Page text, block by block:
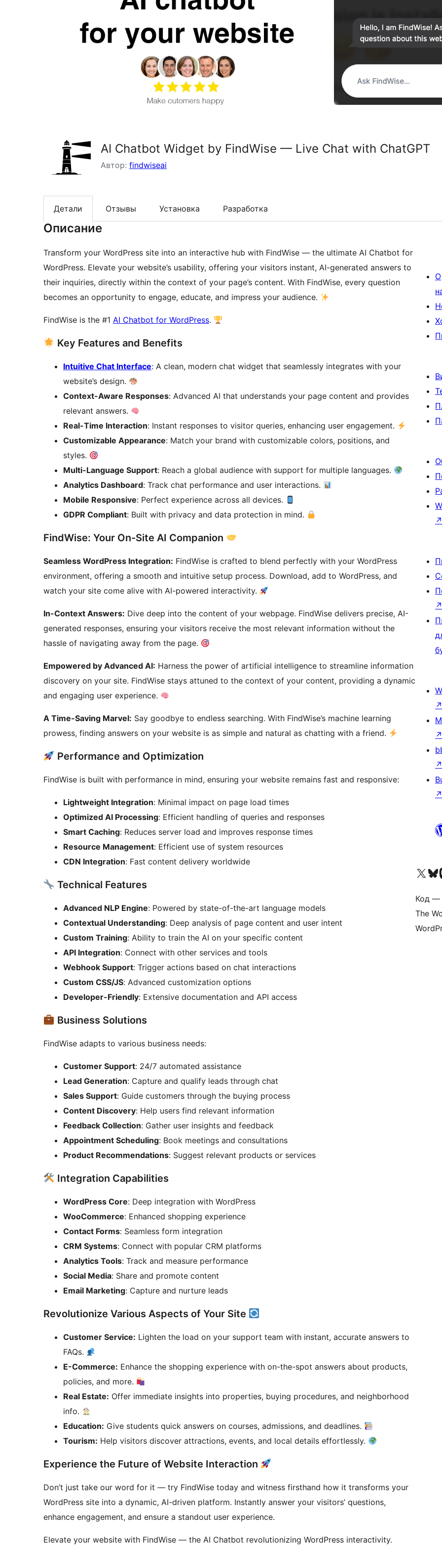
AI Chatbot Widget by FindWise — Live Chat with ChatGPT
Автор: findwiseai
Детали Отзывы Установка Разработка
Описание
Transform your WordPress site into an interactive hub with FindWise — the ultimate AI Chatbot for
WordPress. Elevate your website’s usability, offering your visitors instant, AI-generated answers to
their inquiries, directly within the context of your page’s content. With FindWise, every question
becomes an opportunity to engage, educate, and impress your audience.
FindWise is the #1 AI Chatbot for WordPress.
Key Features and Benefits
Intuitive Chat Interface: A clean, modern chat widget that seamlessly integrates with your
website’s design.
Context-Aware Responses: Advanced AI that understands your page content and provides
relevant answers.
Real-Time Interaction: Instant responses to visitor queries, enhancing user engagement.
Customizable Appearance: Match your brand with customizable colors, positions, and
styles.
Multi-Language Support: Reach a global audience with support for multiple languages.
Analytics Dashboard: Track chat performance and user interactions.
Mobile Responsive: Perfect experience across all devices.
GDPR Compliant: Built with privacy and data protection in mind.
FindWise: Your On-Site AI Companion
Seamless WordPress Integration: FindWise is crafted to blend perfectly with your WordPress
environment, offering a smooth and intuitive setup process. Download, add to WordPress, and
watch your site come alive with AI-powered interactivity.
In-Context Answers: Dive deep into the content of your webpage. FindWise delivers precise, AI-
generated responses, ensuring your visitors receive the most relevant information without the
hassle of navigating away from the page.
Empowered by Advanced AI: Harness the power of artificial intelligence to streamline information
discovery on your site. FindWise stays attuned to the context of your content, providing a dynamic
and engaging user experience.
A Time-Saving Marvel: Say goodbye to endless searching. With FindWise’s machine learning
prowess, finding answers on your website is as simple and natural as chatting with a friend.
Performance and Optimization
FindWise is built with performance in mind, ensuring your website remains fast and responsive:
Lightweight Integration: Minimal impact on page load times
Optimized AI Processing: Efficient handling of queries and responses
Smart Caching: Reduces server load and improves response times
Resource Management: Efficient use of system resources
CDN Integration: Fast content delivery worldwide
Technical Features
Advanced NLP Engine: Powered by state-of-the-art language models
Contextual Understanding: Deep analysis of page content and user intent
Custom Training: Ability to train the AI on your specific content
API Integration: Connect with other services and tools
Webhook Support: Trigger actions based on chat interactions
Custom CSS/JS: Advanced customization options
Developer-Friendly: Extensive documentation and API access
Business Solutions
FindWise adapts to various business needs:
Customer Support: 24/7 automated assistance
Lead Generation: Capture and qualify leads through chat
Sales Support: Guide customers through the buying process
Content Discovery: Help users find relevant information
Feedback Collection: Gather user insights and feedback
Appointment Scheduling: Book meetings and consultations
Product Recommendations: Suggest relevant products or services
Integration Capabilities
WordPress Core: Deep integration with WordPress
WooCommerce: Enhanced shopping experience
Contact Forms: Seamless form integration
CRM Systems: Connect with popular CRM platforms
Analytics Tools: Track and measure performance
Social Media: Share and promote content
Email Marketing: Capture and nurture leads
Revolutionize Various Aspects of Your Site
Customer Service: Lighten the load on your support team with instant, accurate answers to
FAQs.
E-Commerce: Enhance the shopping experience with on-the-spot answers about products,
policies, and more.
Real Estate: Offer immediate insights into properties, buying procedures, and neighborhood
info.
Education: Give students quick answers on courses, admissions, and deadlines.
Tourism: Help visitors discover attractions, events, and local details effortlessly.
Experience the Future of Website Interaction
Don’t just take our word for it — try FindWise today and witness firsthand how it transforms your
WordPress site into a dynamic, AI-driven platform. Instantly answer your visitors’ questions,
enhance engagement, and ensure a standout user experience.
Elevate your website with FindWise — the AI Chatbot revolutionizing WordPress interactivity.
О
↗
↗
↗
↗
↗
↗
Посетите нас в
Посетите
Код —
The